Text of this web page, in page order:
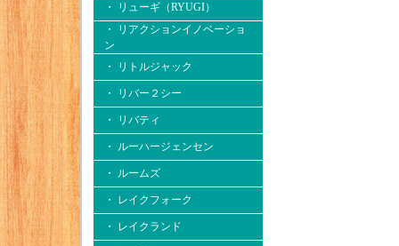
・ リューギ（RYUGI）
・ リアクションイノベーショ
ン
・ リトルジャック
・ リバー２シー
・ リバティ
・ ルーハージェンセン
・ ルームズ
・ レイクフォーク
・ レイクランド